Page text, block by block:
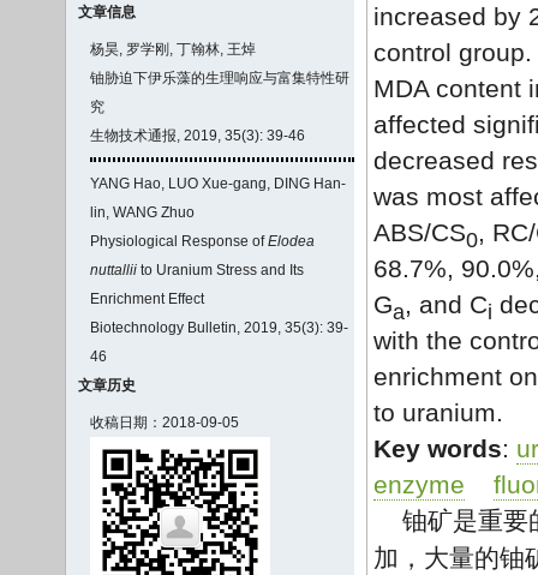
文章信息
杨昊, 罗学刚, 丁翰林, 王焯
铀胁迫下伊乐藻的生理响应与富集特性研
究
生物技术通报, 2019, 35(3): 39-46
YANG Hao, LUO Xue-gang, DING Han-
lin, WANG Zhuo
Physiological Response ofElodea
nuttallii to Uranium Stress and Its
Enrichment Effect
Biotechnology Bulletin, 2019, 35(3): 39-
46
文章历史
收稿日期：2018-09-05
increased by
control
MDA content
affected
decreased
was most
ABS/CS0,
68.7%,
Ga, and Ci
with the
enrichment
to uranium.
Key words:
enzyme
铀矿是重要
加，大量的铀